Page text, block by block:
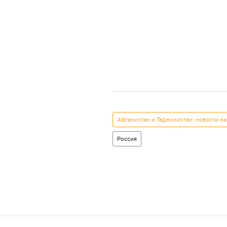
Афганистан и Таджикистан: новости
Россия